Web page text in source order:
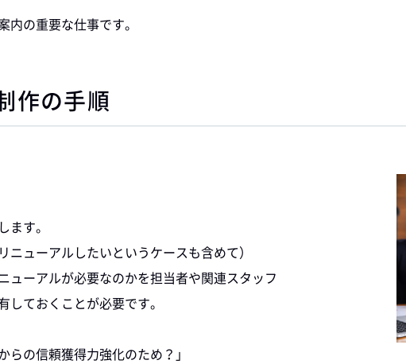
の重要な仕事です。
作の手順
す。
ニューアルしたいというケースも含めて）
ューアルが必要なのかを担当者や関連スタッフ
ておくことが必要です。
らの信頼獲得力強化のため？」